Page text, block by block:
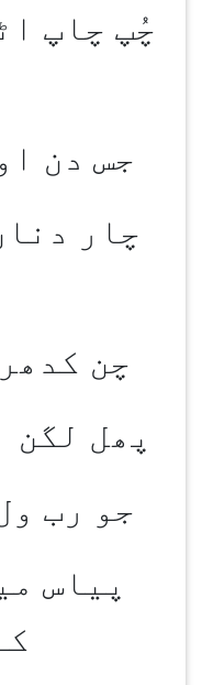
چُپ چاپ
جس دن
چار
چن
پھل لگن
جو رب
پیاس